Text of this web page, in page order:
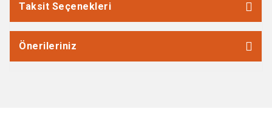
Taksit Seçenekleri
Önerileriniz